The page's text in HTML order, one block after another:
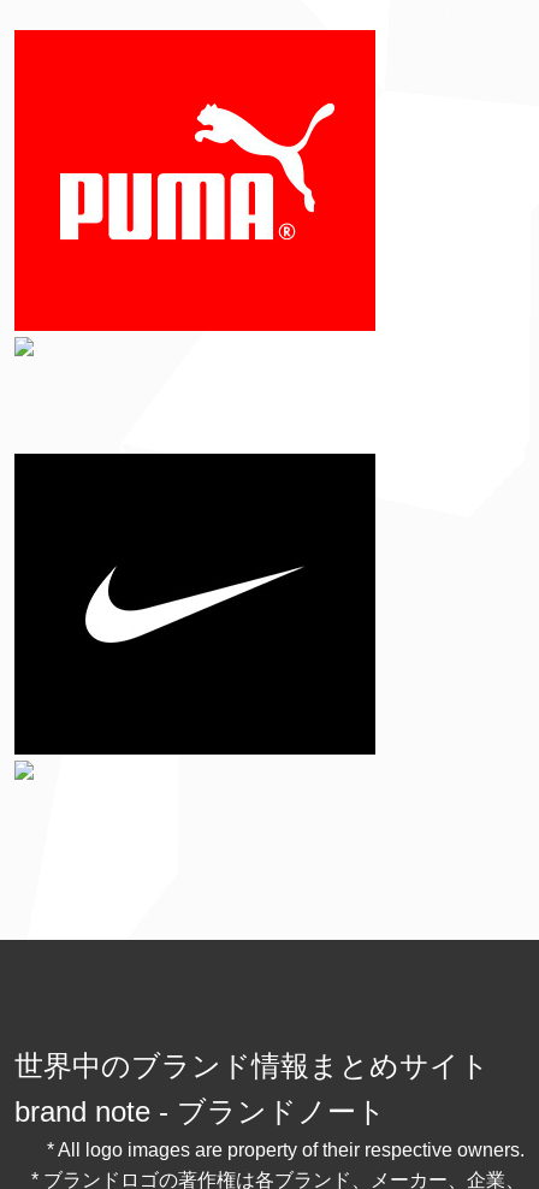
世界中のブランド情報まとめサイト
brand note - ブランドノート
* All logo images are property of their respective owners.
* ブランドロゴの著作権は各ブランド、メーカー、企業、